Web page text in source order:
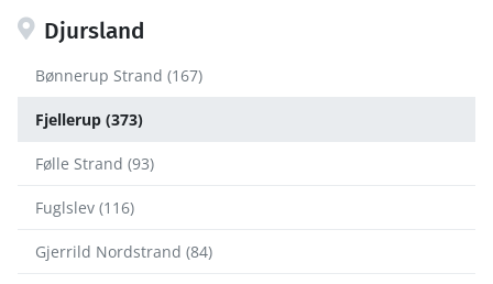
Djursland
Bønnerup Strand (167)
Fjellerup (373)
Følle Strand (93)
Fuglslev (116)
Gjerrild Nordstrand (84)